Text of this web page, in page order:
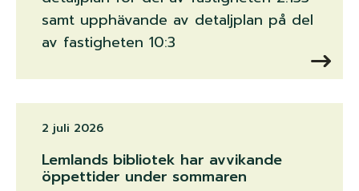
samt upphävande av detaljplan på del
av fastigheten 10:3
2 juli 2026
Lemlands bibliotek har avvikande
öppettider under sommaren